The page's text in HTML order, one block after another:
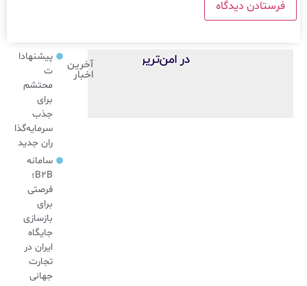
آخرین
اخبار
پیشنهادا
ت
محتشم
برای
جذب
سرمایه‌گذا
ران جدید
سامانه
B2B؛
فرصتی
برای
بازسازی
جایگاه
ایران در
تجارت
جهانی